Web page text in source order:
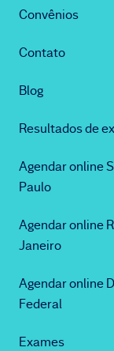
Convênios
Contato
Blog
Resultados de
Agendar online
Paulo
Agendar online
Janeiro
Agendar online
Federal
Exames